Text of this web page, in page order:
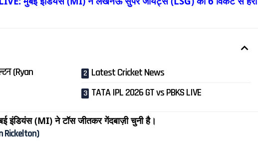
(Ryan
Latest Cricket News
TATA IPL 2026 GT vs PBKS LIVE
इंडियंस (MI) ने टॉस जीतकर गेंदबाज़ी चुनी है।
Rickelton)